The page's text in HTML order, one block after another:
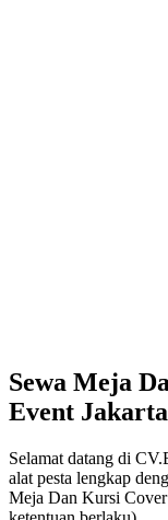
Sewa Meja
Event Jakarta
Selamat datang di
alat pesta lengkap
Meja Dan Kursi